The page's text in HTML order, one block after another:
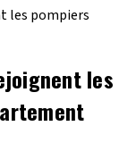
les pompiers
les